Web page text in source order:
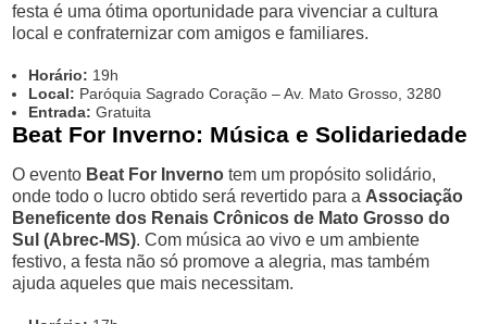
festa é uma ótima oportunidade para vivenciar a cultura
local e confraternizar com amigos e familiares.
Horário: 19h
Local: Paróquia Sagrado Coração – Av. Mato Grosso, 3280
Entrada: Gratuita
Beat For Inverno: Música e Solidariedade
O evento Beat For Inverno tem um propósito solidário,
onde todo o lucro obtido será revertido para a Associação
Beneficente dos Renais Crônicos de Mato Grosso do
Sul (Abrec-MS). Com música ao vivo e um ambiente
festivo, a festa não só promove a alegria, mas também
ajuda aqueles que mais necessitam.